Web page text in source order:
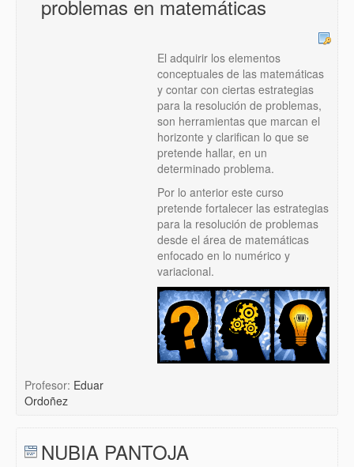
problemas en matemáticas
El adquirir los elementos
conceptuales de las matemáticas
y contar con ciertas estrategias
para la resolución de problemas,
son herramientas que marcan el
horizonte y clarifican lo que se
pretende hallar, en un
determinado problema.
Por lo anterior este curso
pretende fortalecer las estrategias
para la resolución de problemas
desde el área de matemáticas
enfocado en lo numérico y
variacional.
Profesor: Eduar
Ordoñez
NUBIA PANTOJA